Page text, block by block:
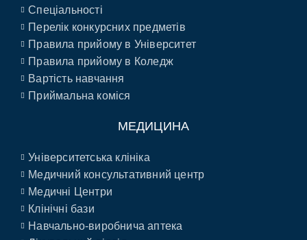
Спеціальності
Перелік конкурсних предметів
Правила прийому в Університет
Правила прийому в Коледж
Вартість навчання
Приймальна коміся
МЕДИЦИНА
Університетська клініка
Медичний консультативний центр
Медичні Центри
Клінічні бази
Навчально-виробнича аптека